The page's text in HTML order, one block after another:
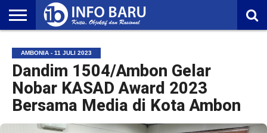
NASIONAL
AMBONIA
MALUKU
EKONOMI
POLITIK
OLAHRAGA
LIFESTYLE
REDAKSI
AMBONIA - 11 JULI 2023
Dandim 1504/Ambon Gelar
Nobar KASAD Award 2023
Bersama Media di Kota Ambon